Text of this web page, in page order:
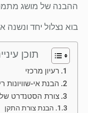
ההבנה של מושג
בוא נצלול יחד ונשנה
תוכן
רעיון מרכזי
הבנת אי-שוויונות
צורת הסטנדרט של
הבנת צורת התקן